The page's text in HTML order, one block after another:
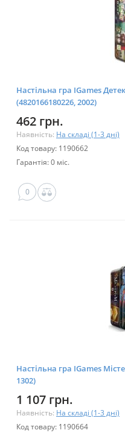
Настільна гра IGames
(4820166180226, 2002)
462 грн.
Наявність: На складі (1-3 дні)
Код товару: 1190662
Гарантія: 0 міс.
0
Настільна гра IGames
1302)
1 107 грн.
Наявність: На складі (1-3 дні)
Код товару: 1190664